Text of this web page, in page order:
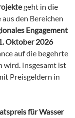
geht in die
aus den Bereichen
Engagement
Oktober 2026
auf die begehrte
wird. Insgesamt ist
Preisgeldern in
für Wasser